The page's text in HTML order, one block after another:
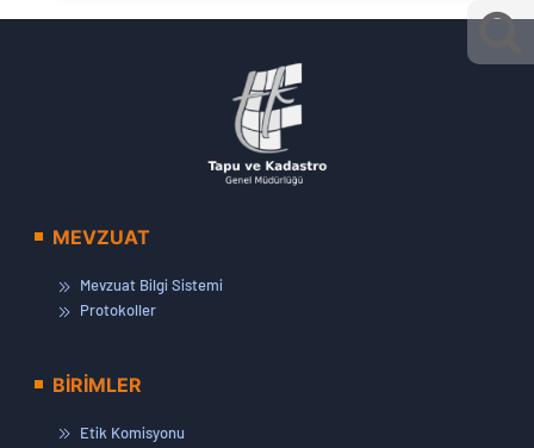
MEVZUAT
Mevzuat Bilgi Sistemi
Protokoller
BİRİMLER
Etik Komisyonu